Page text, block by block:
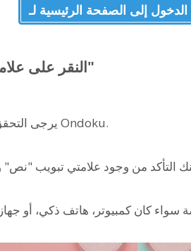
2. النقر على علامة تبويب "صورة"
يرجى التحقق من الصفحة الرئيسية لـ Ondoku.